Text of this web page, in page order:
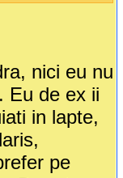
nici eu nu
Eu de ex ii
in lapte,
pe